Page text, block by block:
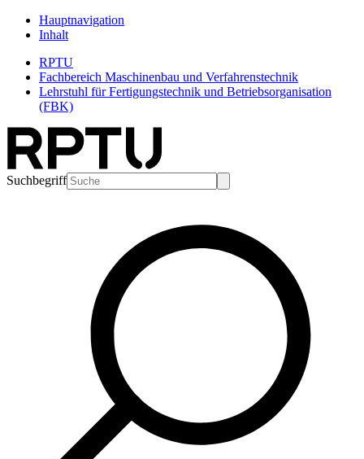
Hauptnavigation
Inhalt
RPTU
Fachbereich Maschinenbau und Verfahrenstechnik
Lehrstuhl für Fertigungstechnik und Betriebsorganisation
(FBK)
Suchbegriff